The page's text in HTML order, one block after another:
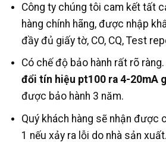
Công ty chúng tôi cam kết tất
hàng chính hãng, được nhập
đầy đủ giấy tờ, CO, CQ, Test
Có chế độ bảo hành rất rõ ràng.
đổi tín hiệu pt100 ra 4-20mA
được bảo hành 3 năm.
Quý khách hàng sẽ nhận được
1 nếu xảy ra lỗi do nhà sản xuất.